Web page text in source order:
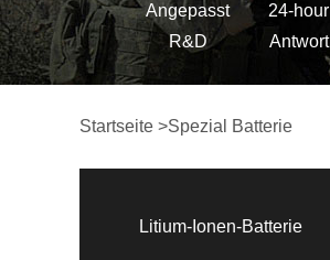
Angepasst
R&D
24-hour
Antwort
Startseite >Spezial Batterie
Litium-Ionen-Batterie